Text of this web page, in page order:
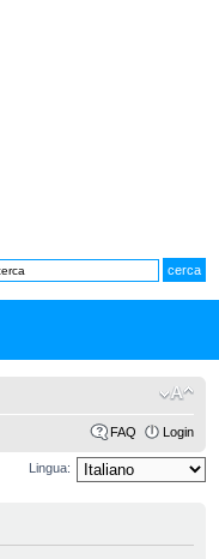
FAQ Login
Lingua: